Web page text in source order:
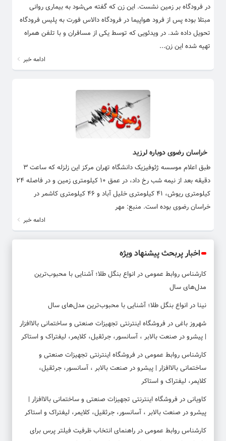
در فرودگاه بر زمین نشست. این زن که گفته می‌شود به بیماری روانی
مبتلا بوده پس از فرود هواپیما در فرودگاه دالاس فورت به پلیس فرودگاه
تحویل داده شد. در ویدئویی که توسط یکی از مسافران و با تلفن همراه
تهیه شده این زن...
ادامه خبر
خراسان رضوی دوباره لرزید
طبق اعلام موسسه ژئوفیزیک دانشگاه تهران مرکز این زلزله که ساعت ۳
دقیقه بعد از نیمه شب رخ داد، در عمق ۱۰ کیلومتری زمین و در فاصله ۲۴
کیلومتری ریوش، ۴۱ کیلومتری خلیل آباد و ۴۶ کیلومتری کاشمر در
خراسان رضوی بوده است. منبع: مهر
ادامه خبر
اخبار پربحث پیشنهاد ویژه
کارشناس روابط عمومیدر انواع بنگل طلا؛ آشنایی با محبوب‌ترین
مدل‌های سال
نینا در انواع بنگل طلا؛ آشنایی با محبوب‌ترین مدل‌های سال
شهروز باغیدر فروشگاه اینترنتی تجهیزات صنعتی و ساختمانی بالاافزار
| پیشرو در صنعت بالابر ، آسانسور، جرثقیل، کلایمر، لیفتراک و استاکر
کارشناس روابط عمومیدر فروشگاه اینترنتی تجهیزات صنعتی و
ساختمانی بالاافزار | پیشرو در صنعت بالابر ، آسانسور، جرثقیل،
کلایمر، لیفتراک و استاکر
کاویانیدر فروشگاه اینترنتی تجهیزات صنعتی و ساختمانی بالاافزار |
پیشرو در صنعت بالابر ، آسانسور، جرثقیل، کلایمر، لیفتراک و استاکر
کارشناس روابط عمومیدر راهنمای انتخاب ظرفیت فیلتر پرس برای